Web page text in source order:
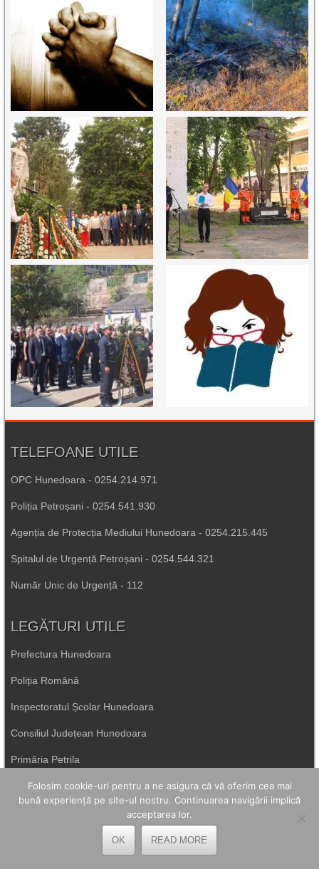
TELEFOANE UTILE
OPC Hunedoara - 0254.214.971
Poliția Petroșani - 0254.541.930
Agenția de Protecția Mediului Hunedoara - 0254.215.445
Spitalul de Urgență Petroșani - 0254.544.321
Număr Unic de Urgență - 112
LEGĂTURI UTILE
Prefectura Hunedoara
Poliția Română
Inspectoratul Școlar Hunedoara
Consiliul Județean Hunedoara
Primăria Petrila
Primăria Petroșani
Folosim cookie-uri pentru a ne asigura că vă oferim cea mai
bună experiență pe site-ul nostru. Continuarea navigării implică
acceptarea lor.
OK READ MORE